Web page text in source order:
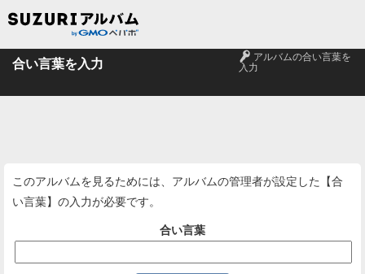
合い言葉を入力 🔑 アルバムの合い言葉を
入力
このアルバムを見るためには、アルバムの管理者が設定した【合
い言葉】の入力が必要です。
合い言葉